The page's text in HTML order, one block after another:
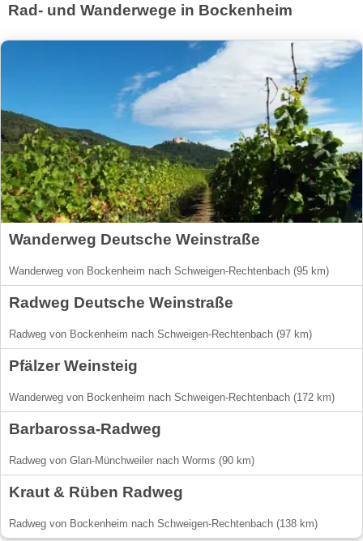
Rad- und Wanderwege in Bockenheim
Wanderweg Deutsche Weinstraße
Wanderweg von Bockenheim nach Schweigen-Rechtenbach (95 km)
Radweg Deutsche Weinstraße
Radweg von Bockenheim nach Schweigen-Rechtenbach (97 km)
Pfälzer Weinsteig
Wanderweg von Bockenheim nach Schweigen-Rechtenbach (172 km)
Barbarossa-Radweg
Radweg von Glan-Münchweiler nach Worms (90 km)
Kraut & Rüben Radweg
Radweg von Bockenheim nach Schweigen-Rechtenbach (138 km)